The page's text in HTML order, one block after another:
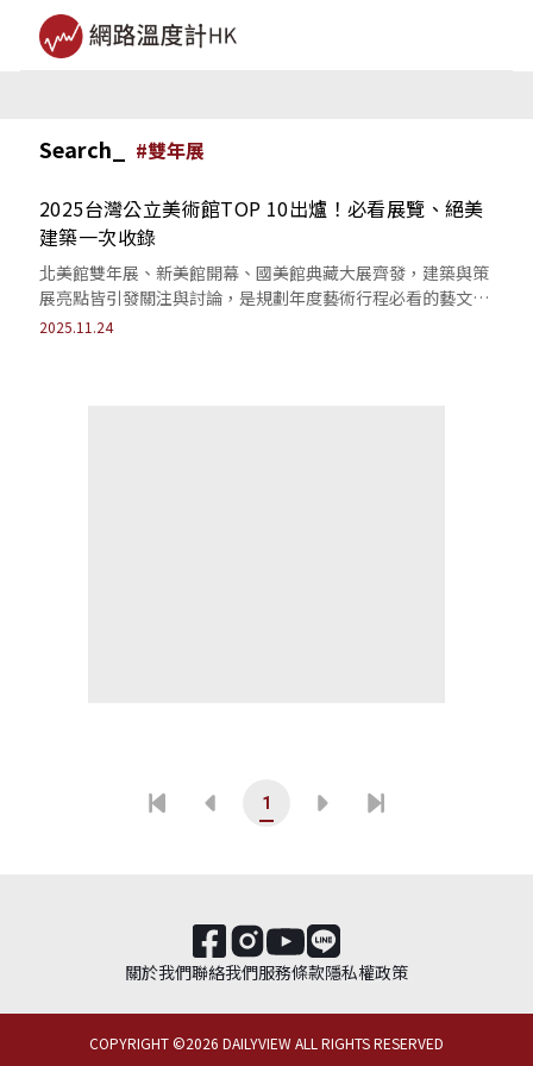
Search_ #雙年展
2025台灣公立美術館TOP 10出爐！必看展覽、絕美
建築一次收錄
北美館雙年展、新美館開幕、國美館典藏大展齊發，建築與策
展亮點皆引發關注與討論，是規劃年度藝術行程必看的藝文旅
遊指南。
2025.11.24
1
關於我們聯絡我們服務條款隱私權政策
COPYRIGHT ©2026 DAILYVIEW ALL RIGHTS RESERVED